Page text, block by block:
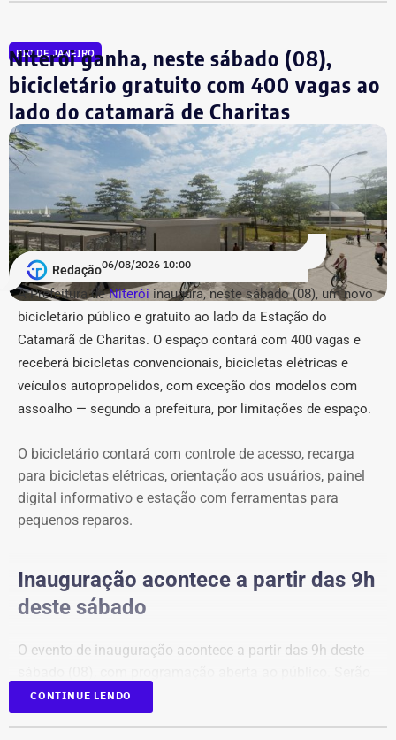
Civil chancelou 6 nomeações diretas para chefias de
serviços e unidades de atendimento desconcentradas do
departamento de trânsito, sem registrar nenhuma
exoneração correspondente nesta leva.
A lista de reforços na estrutura estadual contou ainda
com 4 nomeações na Secretaria de Estado de Fazenda e
4 na Secretaria de Estado do Ambiente e Sustentabilidade
(Seas/Inea), além de preenchimento de vagas
estratégicas de coordenação (nível DAS-8) na Fundação
CEPERJ, Seplag e Secretaria de Governo.
COM FÁBIO MARTINS.
RIO DE JANEIRO
Niterói ganha, neste sábado (08),
bicicletário gratuito com 400 vagas ao
lado do catamarã de Charitas
Redação06/08/2026 10:00
A Prefeitura deNiterói inaugura, neste sábado (08), um novo
bicicletário público e gratuito ao lado da Estação do
Catamarã de Charitas. O espaço contará com 400 vagas e
receberá bicicletas convencionais, bicicletas elétricas e
veículos autopropelidos, com exceção dos modelos com
assoalho — segundo a prefeitura, por limitações de espaço.
O bicicletário contará com controle de acesso, recarga
para bicicletas elétricas, orientação aos usuários, painel
digital informativo e estação com ferramentas para
pequenos reparos.
Inauguração acontece a partir das 9h
deste sábado
O evento de inauguração acontece a partir das 9h deste
apresentados o funcionamento do bicicletário, os
serviços disponíveis e a equipe responsável pela
CONTINUE LENDO